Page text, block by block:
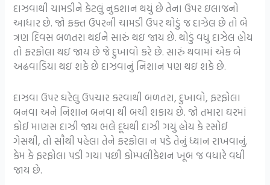
દાઝવાથી ચામડીને કેટલું નુકશાન થયું છે તેના ઉપર ઇલાજનો
આધાર છે. જો ફક્ત ઉપરની ચામડી ઉપર થોડું જ દાઝેલ છે તો બે
ત્રણ દિવસ બળતરા થઈને સારું થઇ જાય છે. થોડું વધુ દાઝેલ હોય
તો ફરફોલા થઇ જાય છે જે દુખાવો કરે છે. સારું થવામાં એક બે
અઢવાડિયા થઇ શકે છે દાઝવાનું નિશાન પણ થઇ શકે છે.
દાઝવા ઉપર ઘરેલુ ઉપચાર કરવાથી બળતરા, દુખાવો, ફરફોલા
બનવા અને નિશાન બનવા થી બચી શકાય છે. જો તમારા ઘરમાં
કોઈ માણસ દાઝી જાય ભલે દૂધથી દાઝી ગયું હોય કે રસોઈ
ગેસથી, તો સૌથી પહેલા તેને ફરફોલા ન પડે તેનું ધ્યાન રાખવાનું.
કેમ કે ફરફોલા પડી ગયા પછી કોમ્પલીકેશન ખૂબ જ વધારે વધી
જાય છે.